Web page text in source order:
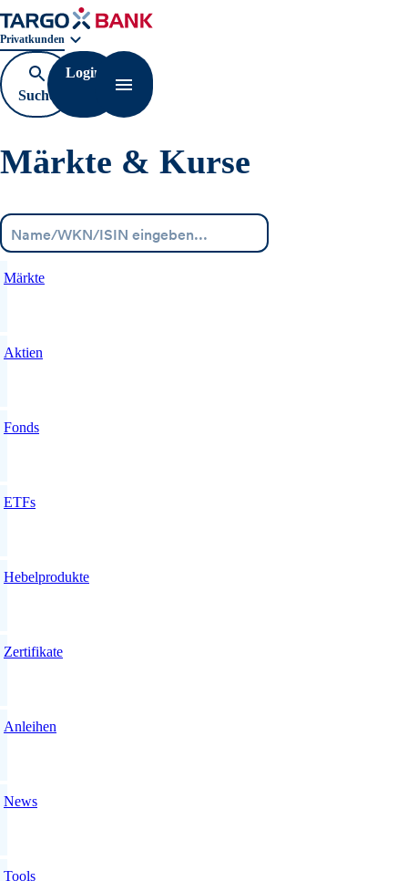
Geschäftsbereichnavigation. Aktuelle Auswahl:
Privatkunden
Suche
öffnen
Login
Navigation öffnen
Märkte & Kurse
Märkte
Aktien
Fonds
ETFs
Hebelprodukte
Zertifikate
Anleihen
News
Tools